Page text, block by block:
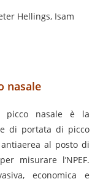
Hellings, Isam
nasale
picco nasale è la
di portata di picco
al posto di
misurare l’NPEF.
economica e